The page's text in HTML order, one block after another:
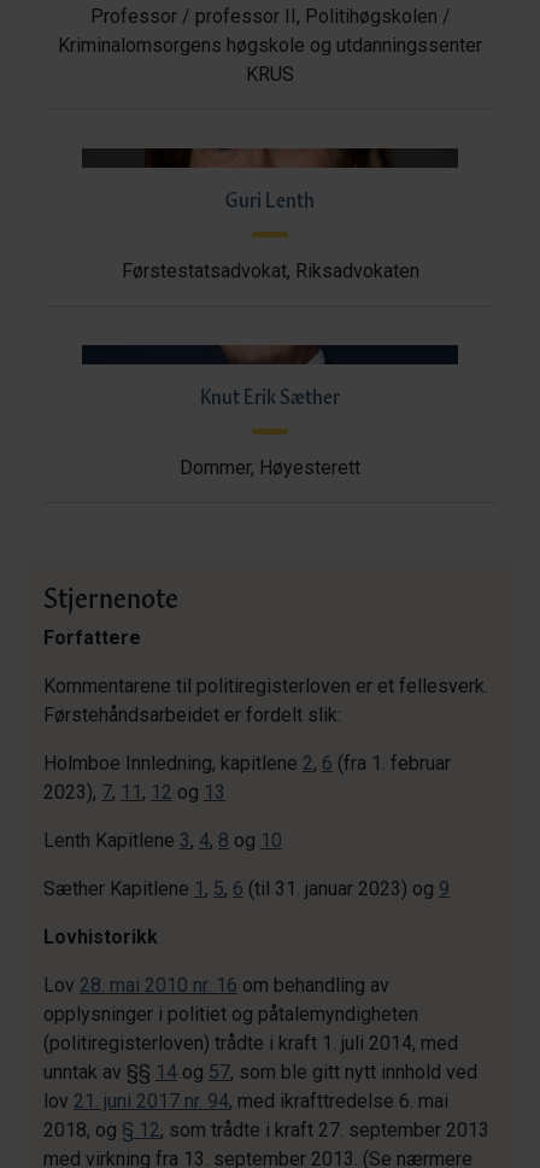
Professor / professor II, Politihøgskolen /
Kriminalomsorgens høgskole og utdanningssenter
KRUS
Guri Lenth
Førstestatsadvokat, Riksadvokaten
Knut Erik Sæther
Dommer, Høyesterett
Stjernenote
Forfattere
Kommentarene til politiregisterloven er et fellesverk.
Førstehåndsarbeidet er fordelt slik:
Holmboe Innledning, kapitlene 2, 6 (fra 1. februar
2023), 7, 11 , 12 og 13
Lenth Kapitlene 3, 4, 8 og 10
Sæther Kapitlene 1 , 5, 6 (til 31. januar 2023) og 9
Lovhistorikk
Lov 28. mai 2010 nr. 16 om behandling av
opplysninger i politiet og påtalemyndigheten
(politiregisterloven) trådte i kraft 1. juli 2014, med
unntak av §§ 14 og 57, som ble gitt nytt innhold ved
lov 21. juni 2017 nr. 94, med ikrafttredelse 6. mai
2018, og § 12, som trådte i kraft 27. september 2013
med virkning fra 13. september 2013. (Se nærmere